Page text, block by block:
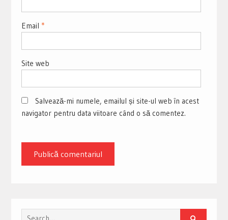
Email *
Site web
Salvează-mi numele, emailul și site-ul web în acest
navigator pentru data viitoare când o să comentez.
Search